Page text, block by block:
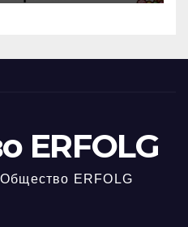
ERFOLG
ERFOLG